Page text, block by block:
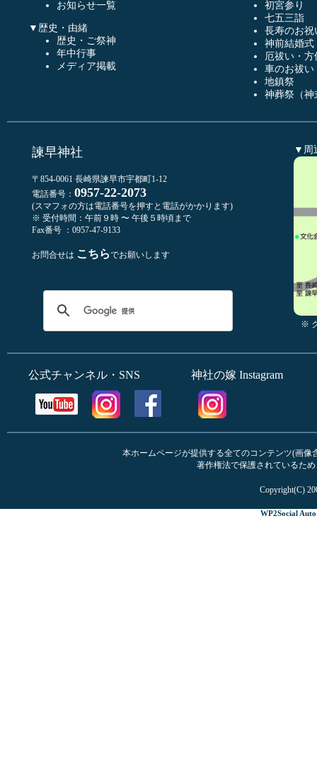
お知らせ一覧
▼歴史・由緒
歴史・ご祭神
年中行事
メディア掲載
初宮参り
七五三詣
長寿のお祝
神前結婚式
厄祓い・方
車のお祓い
地鎮祭
神葬祭（神
諫早神社
〒854-0061 長崎県諫早市宇都町1-12
電話番号： 0957-22-2073
(スマフォの方は電話番号を押すと電話がかかります)
※ 受付時間：午前９時 〜 午後５時頃まで
Fax番号 ：0957-47-9133
お問合せは こちらでお願いします
▼周
※
公式チャンネル・SNS 神社の嫁 Instagram
本ホームページが提供する全てのコンテンツ(画
著作権法で保護されているた
Copyright(C)
WP2Social